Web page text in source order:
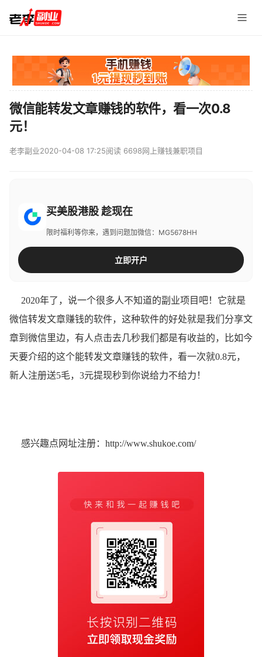
微信能转发文章赚钱的软件，看一次0.8
元！
老李副业2020-04-08 17:25阅读 6698网上赚钱兼职项目
买美股港股 趁现在
限时福利等你来，遇到问题加微信：MG5678HH
立即开户
2020年了，说一个很多人不知道的副业项目吧！它就是
微信转发文章赚钱的软件，这种软件的好处就是我们分享文
章到微信里边，有人点击去几秒我们都是有收益的，比如今
天要介绍的这个能转发文章赚钱的软件，看一次就0.8元，
新人注册送5毛，3元提现秒到你说给力不给力！
感兴趣点网址注册： http://www.shukoe.com/